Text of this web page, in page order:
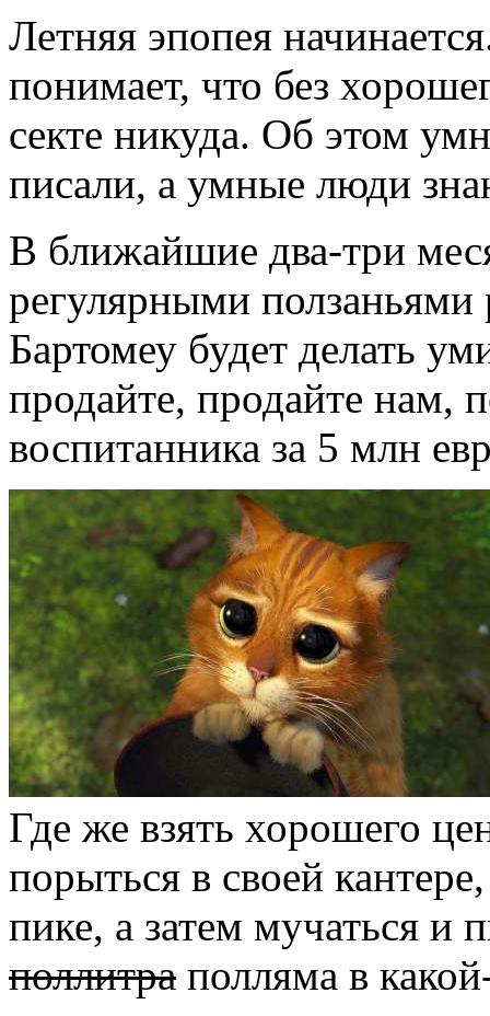
Летняя эпопея
понимает, что без
секте никуда. Об этом
писали, а умные люди
В ближайшие два-три
регулярными ползаньями
Бартомеу будет делать
продайте, продайте нам,
воспитанника за 5 млн
Где же взять хорошего
порыться в своей
пике, а затем мучаться и
поллитра полляма в